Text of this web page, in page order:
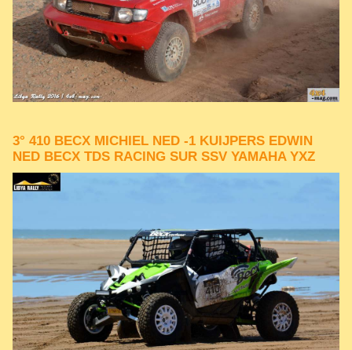
3° 410 BECX MICHIEL NED -1 KUIJPERS EDWIN
NED BECX TDS RACING SUR SSV YAMAHA YXZ